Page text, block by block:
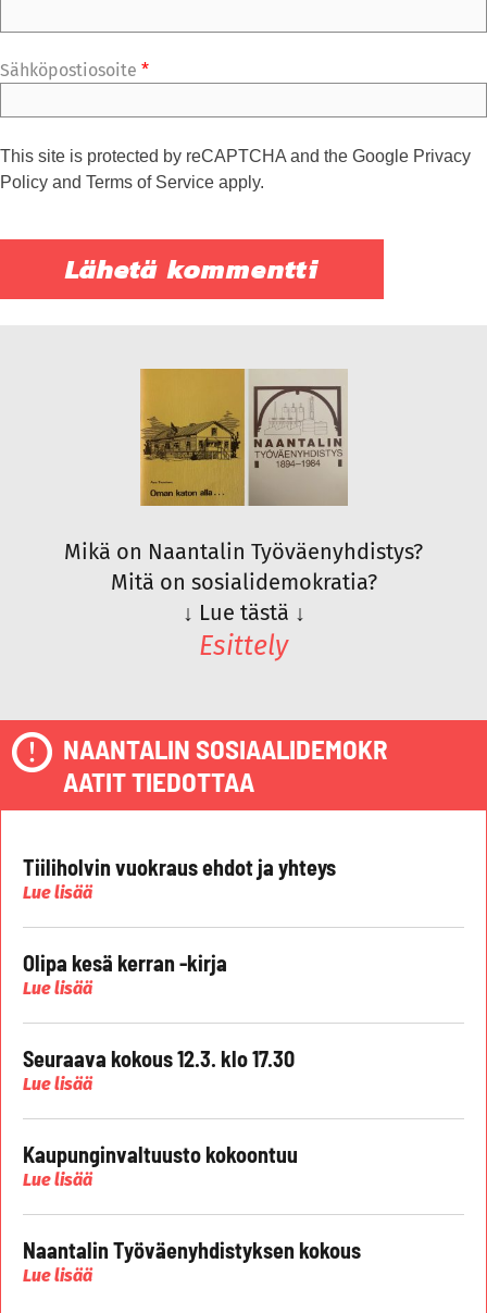
Sähköpostiosoite *
This site is protected by reCAPTCHA and the Google Privacy
Policy and Terms of Service apply.
Mikä on Naantalin Työväenyhdistys?
Mitä on sosialidemokratia?
↓ Lue tästä ↓
Esittely
NAANTALIN SOSIAALIDEMOKR
AATIT TIEDOTTAA
Tiiliholvin vuokraus ehdot ja yhteys
Lue lisää
Olipa kesä kerran -kirja
Lue lisää
Seuraava kokous 12.3. klo 17.30
Lue lisää
Kaupunginvaltuusto kokoontuu
Lue lisää
Naantalin Työväenyhdistyksen kokous
Lue lisää